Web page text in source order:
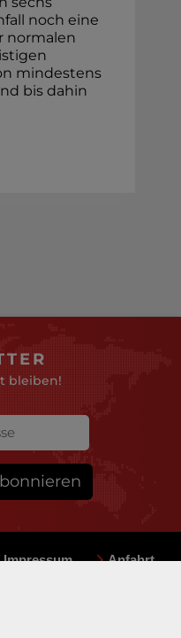
noch eine
normalen
mindestens
bis dahin
bleiben!
Impressum
Anfahrt